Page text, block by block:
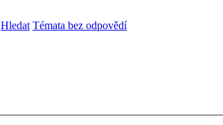
Hledat Témata bez odpovědí